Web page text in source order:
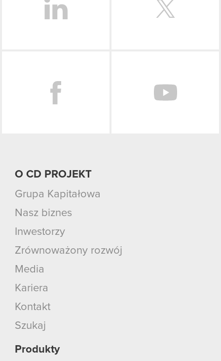
O CD PROJEKT
Grupa Kapitałowa
Nasz biznes
Inwestorzy
Zrównoważony rozwój
Media
Kariera
Kontakt
Szukaj
Produkty